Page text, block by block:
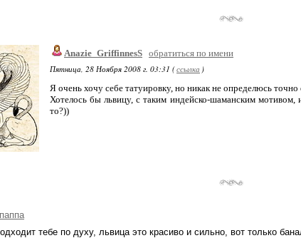
Anazie_GriffinnesS обратиться по имени
Пятница, 28 Ноября 2008 г. 03:31 (ссылка )
Я очень хочу себе татуировку, но никак не определюсь точно
Хотелось бы львицу, с таким индейско-шаманским
то?))
тебе по духу, львица это красиво и сильно, вот только